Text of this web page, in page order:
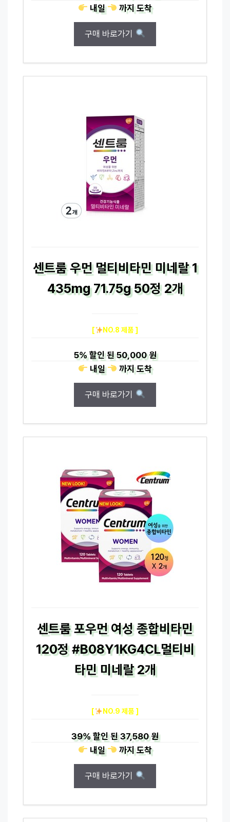
내일
까지도착
구매 바로가기
센트룸 우먼 멀티비타민 미네랄 1
435mg 71.75g 50정 2개
[ NO.8 제품 ]
5%할인 된50,000 원
내일
까지도착
구매 바로가기
센트룸 포우먼 여성 종합비타민
120정 #B08Y1KG4CL멀티비
타민 미네랄 2개
[ NO.9 제품 ]
39%할인 된37,580 원
내일
까지도착
구매 바로가기